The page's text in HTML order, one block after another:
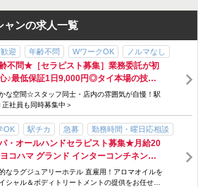
ャンの求人一覧
迎 年齢不問 WワークOK
ノルマなし
多数 40代以上活躍できる
語学力が活かせる
制服貸与 研修制度あり
駅チカ
OK 主婦・主夫歓迎
パパ・ママ歓迎
完全週休二日制
不問★［セラピスト募集］業務委託が初
♪最低保証1日9,000円◎タイ本場の技術
無料研修あり☆彡 本格派タイ古式＆アロ
な空間☆スタッフ同士・店内の雰囲気が自慢！駅
社員も同時募集中＞
OK 駅チカ 急募
勤務時間・曜日応相談
手当充実 スタッフ割引・特典あり
制服貸与
あり 経験者優遇 年齢不問
長期休暇あり
・オールハンドセラピスト募集★月給20
コハマ グランド インターコンチネンタ
雇用の求人】前職給与考慮｜実働7.5時
ートも充実◎
なラグジュアリーホテル 直雇用！アロマオイルを
シャル＆ボディトリートメントの提供をお任せし